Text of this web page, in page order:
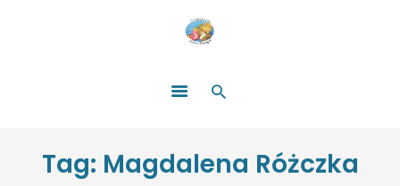
Tag: Magdalena Różczka
ZOSTAŃ DARCZYŃCĄ!
WYDARZENIA